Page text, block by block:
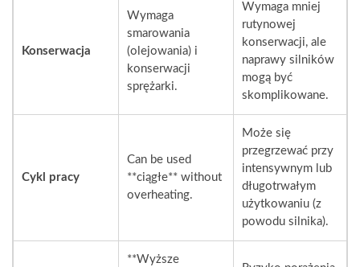
Konserwacja
Wymaga
smarowania
(olejowania) i
konserwacji
sprężarki.
Wymaga mniej
rutynowej
konserwacji, ale
naprawy silników
mogą być
skomplikowane.
Cykl pracy
Can be used
**ciągłe** without
overheating.
Może się
przegrzewać przy
intensywnym lub
długotrwałym
użytkowaniu (z
powodu silnika).
**Wyższe